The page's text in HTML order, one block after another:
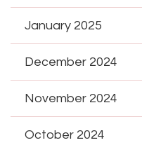
January 2025
December 2024
November 2024
October 2024